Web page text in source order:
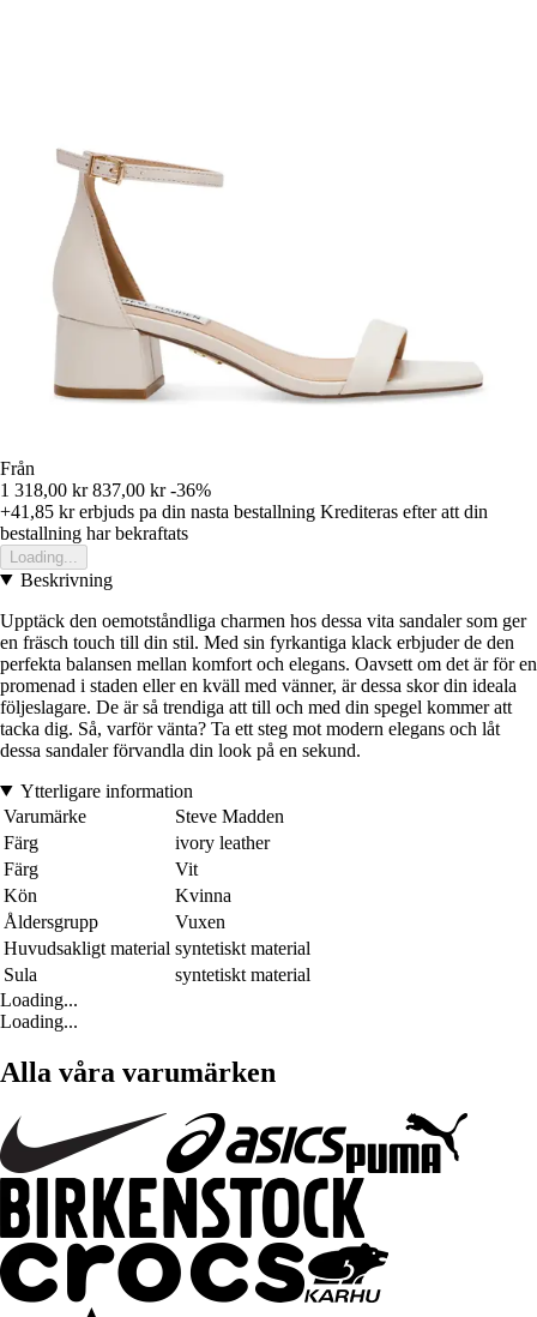
Från
1 318,00 kr 837,00 kr -36%
+41,85 krerbjuds pa din nasta bestallning Krediteras efter att din
bestallning har bekraftats
Loading...
Beskrivning
Upptäck den oemotståndliga charmen hos dessa vita sandaler som ger
en fräsch touch till din stil. Med sin fyrkantiga klack erbjuder de den
perfekta balansen mellan komfort och elegans. Oavsett om det är för en
promenad i staden eller en kväll med vänner, är dessa skor din ideala
följeslagare. De är så trendiga att till och med din spegel kommer att
tacka dig. Så, varför vänta? Ta ett steg mot modern elegans och låt
dessa sandaler förvandla din look på en sekund.
Ytterligare information
Varumärke
Steve Madden
Färg
ivory leather
Färg
Vit
Kön
Kvinna
Åldersgrupp
Vuxen
Huvudsakligt material syntetiskt material
Sula
syntetiskt material
Loading...
Loading...
Alla våra varumärken